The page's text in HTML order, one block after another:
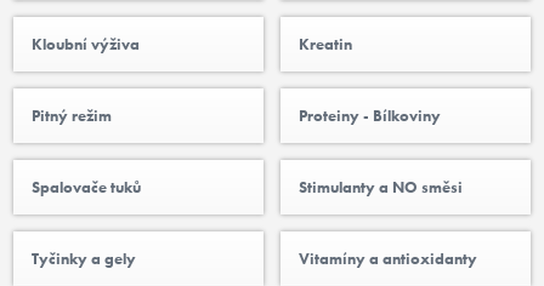
Kloubní výživa Kreatin
Pitný režim Proteiny - Bílkoviny
Spalovače tuků Stimulanty a NO směsi
Tyčinky a gely Vitamíny a antioxidanty